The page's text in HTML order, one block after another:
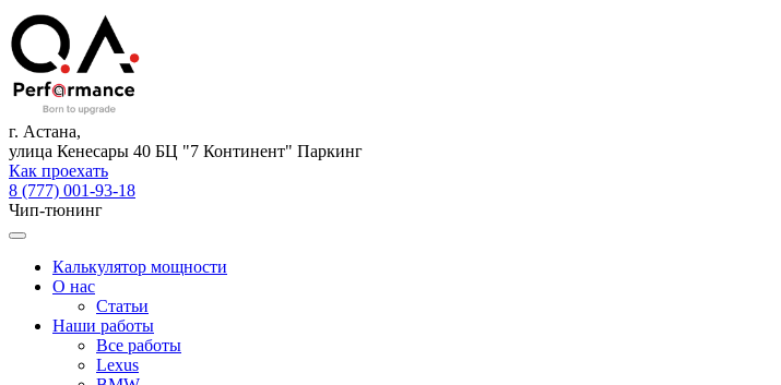
г. Астана,
улица Кенесары 40 БЦ "7 Континент" Паркинг
Как проехать
8 (777) 001-93-18
Чип-тюнинг
Калькулятор мощности
О нас
Статьи
Наши работы
Все работы
Lexus